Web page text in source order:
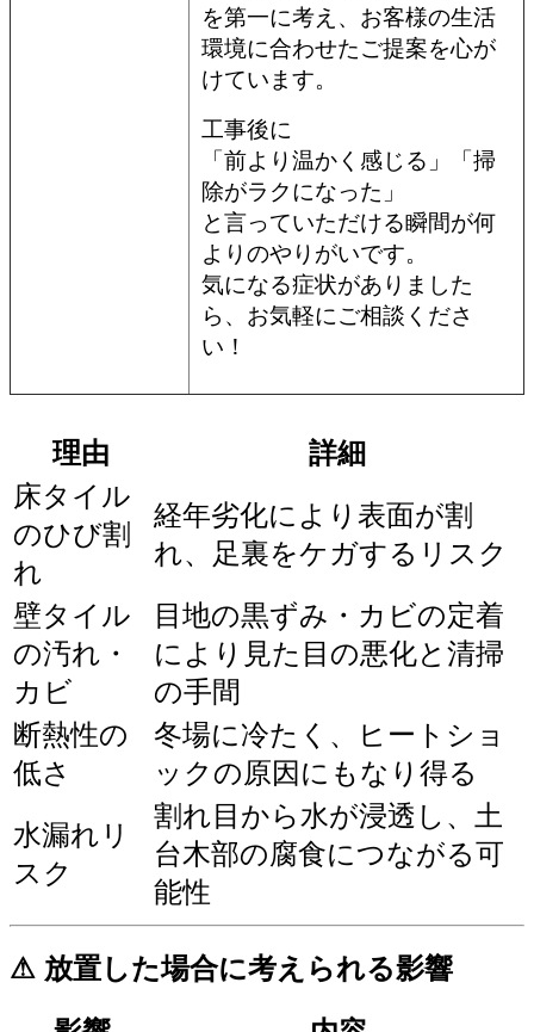
を第一に考え、お客様の生活
環境に合わせたご提案を心が
けています。
工事後に
「前より温かく感じる」「掃
除がラクになった」
と言っていただける瞬間が何
よりのやりがいです。
気になる症状がありました
ら、お気軽にご相談くださ
い！
理由
詳細
床タイル
のひび割
れ
経年劣化により表面が割
れ、足裏をケガするリスク
壁タイル
の汚れ・
カビ
目地の黒ずみ・カビの定着
により見た目の悪化と清掃
の手間
断熱性の
低さ
冬場に冷たく、ヒートショ
ックの原因にもなり得る
水漏れリ
スク
割れ目から水が浸透し、土
台木部の腐食につながる可
能性
⚠ 放置した場合に考えられる影響